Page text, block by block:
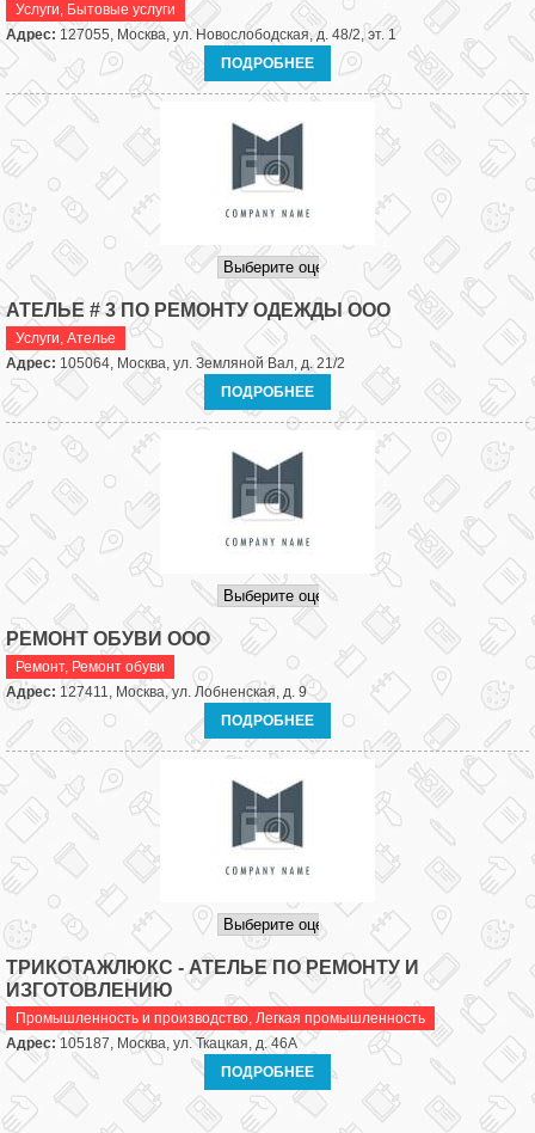
Услуги, Бытовые услуги
Адрес: 127055, Москва, ул. Новослободская, д. 48/2, эт. 1
ПОДРОБНЕЕ
АТЕЛЬЕ # 3 ПО РЕМОНТУ ОДЕЖДЫ ООО
Услуги, Ателье
Адрес: 105064, Москва, ул. Земляной Вал, д. 21/2
ПОДРОБНЕЕ
РЕМОНТ ОБУВИ ООО
Ремонт, Ремонт обуви
Адрес: 127411, Москва, ул. Лобненская, д. 9
ПОДРОБНЕЕ
ТРИКОТАЖЛЮКС - АТЕЛЬЕ ПО РЕМОНТУ И
ИЗГОТОВЛЕНИЮ
Промышленность и производство, Легкая промышленность
Адрес:105187, Москва, ул. Ткацкая, д. 46А
ПОДРОБНЕЕ